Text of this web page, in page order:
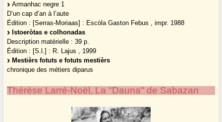
Armanhac negre 1
D’un cap d’an à l’aute
Édition : [Serras-Moriaas] : Escòla Gaston Febus , impr. 1988
Istoeròtas e colhonadas
Description matérielle : 39 p.
Édition : [S.l.] : R. Lajus , 1999
Mestièrs fotuts e fotuts mestièrs
chronique des métiers diparus
Thérèse Larré-Noël, La "Dauna" de Sabazan